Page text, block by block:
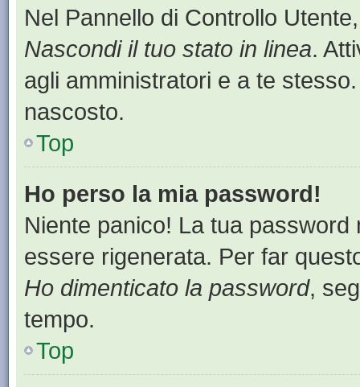
Nel Pannello di Controllo
Nascondi il tuo stato in linea.
agli amministratori e a te
nascosto.
Top
Ho perso la mia password!
Niente panico! La tua
essere rigenerata. Per far
Ho dimenticato la password,
tempo.
Top